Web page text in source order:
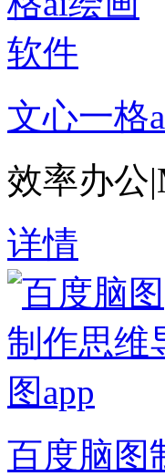
文心一格
效率办公|
详情
百度脑图